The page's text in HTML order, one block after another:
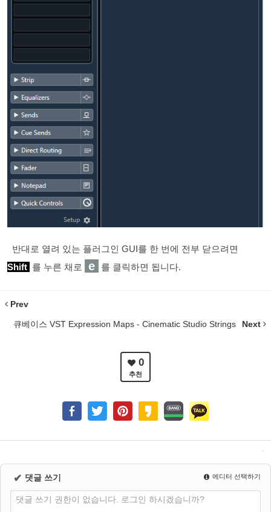
반대로 열려 있는 플러그인 GUI를 한 번에 전부 닫으려면
Shift 를 누른 채로 e 를 클릭하면 됩니다.
Prev
큐베이스 VST Expression Maps - Cinematic Studio Strings Next
0
추천
✔ 댓글 쓰기 에디터 선택하기
댓글 쓰기 권한이 없습니다. 로그인 하시겠습니까?